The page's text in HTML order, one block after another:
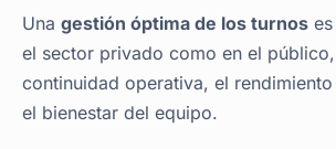
Una gestión óptima de los turnos
el sector privado como en el
continuidad operativa, el
el bienestar del equipo.